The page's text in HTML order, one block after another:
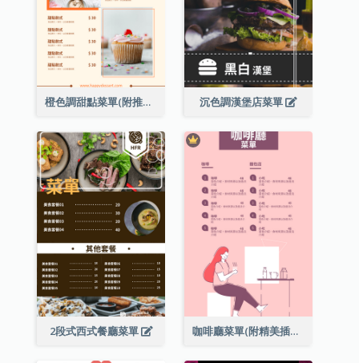
橙色調甜點菜單(附推薦款式圖片) 沉色調漢堡店菜單
2段式西式餐廳菜單 咖啡廳菜單(附精美插圖)